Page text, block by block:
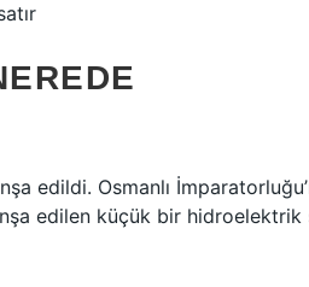
edildi. Osmanlı
edilen küçük bir